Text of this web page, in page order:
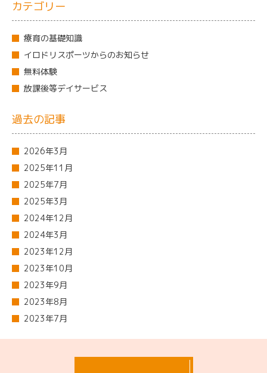
カテゴリー
療育の基礎知識
イロドリスポーツからのお知らせ
無料体験
放課後等デイサービス
過去の記事
2026年3月
2025年11月
2025年7月
2025年3月
2024年12月
2024年3月
2023年12月
2023年10月
2023年9月
2023年8月
2023年7月